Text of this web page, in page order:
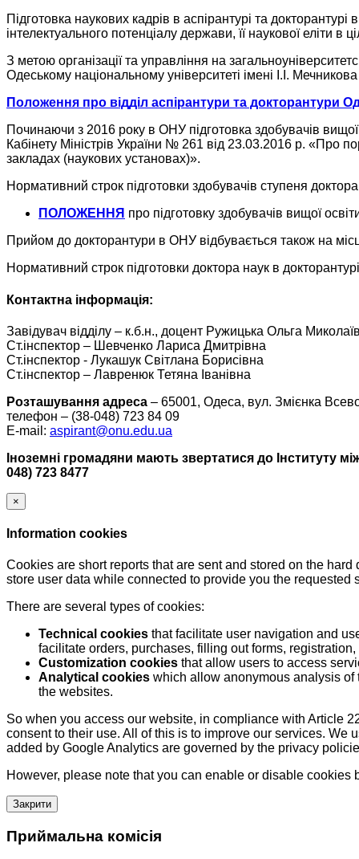
Підготовка наукових кадрів в аспірантурі та
інтелектуального потенціалу держави, її наукової еліти в
З метою організації та управління на
Одеському національному університеті імені І.І.
Положення про відділ аспірантури та докторантури
Починаючи з 2016 року в ОНУ підготовка здобувачів
Кабінету Міністрів України № 261 від 23.03.2016 р. «Про
закладах (наукових установах)».
Нормативний строк підготовки здобувачів ступеня
ПОЛОЖЕННЯ про підготовку здобувачів вищої
Прийом до докторантури в ОНУ відбувається також на
Нормативний строк підготовки доктора наук в
Контактна інформація:
Завідувач відділу – к.б.н., доцент Ружицька Ольга
Ст.інспектор – Шевченко Лариса Дмитрівна
Ст.інспектор - Лукашук Світлана Борисівна
Ст.інспектор – Лавренюк Тетяна Іванівна
Розташування адреса – 65001, Одеса, вул. Змієнка
телефон – (38-048) 723 84 09
E-mail: aspirant@onu.edu.ua
Іноземні громадяни мають звертатися до Інституту
048) 723 8477
×
Information cookies
Cookies are short reports that are sent and stored on the
store user data while connected to provide you the
There are several types of cookies:
Technical cookies that facilitate user navigation and
facilitate orders, purchases, filling out forms,
Customization cookies that allow users to access
Analytical cookies which allow anonymous analysis
the websites.
So when you access our website, in compliance with Article
consent to their use. All of this is to improve our services.
added by Google Analytics are governed by the privacy
However, please note that you can enable or disable cookies
Закрити
Приймальна комісія